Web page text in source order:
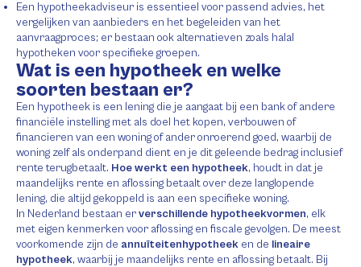
Een hypotheekadviseur is essentieel voor passend advies, het
vergelijken van aanbieders en het begeleiden van het
aanvraagproces; er bestaan ook alternatieven zoals halal
hypotheken voor specifieke groepen.
Wat is een hypotheek en welke
soorten bestaan er?
Een hypotheek is een lening die je aangaat bij een bank of andere
financiële instelling met als doel het kopen, verbouwen of
financieren van een woning of ander onroerend goed, waarbij de
woning zelf als onderpand dient en je dit geleende bedrag inclusief
rente terugbetaalt. Hoe werkt een hypotheek, houdt in dat je
maandelijks rente en aflossing betaalt over deze langlopende
lening, die altijd gekoppeld is aan een specifieke woning.
In Nederland bestaan erverschillende hypotheekvormen, elk
met eigen kenmerken voor aflossing en fiscale gevolgen. De meest
voorkomende zijn de annuïteitenhypotheek en de lineaire
hypotheek, waarbij je maandelijks rente en aflossing betaalt. Bij